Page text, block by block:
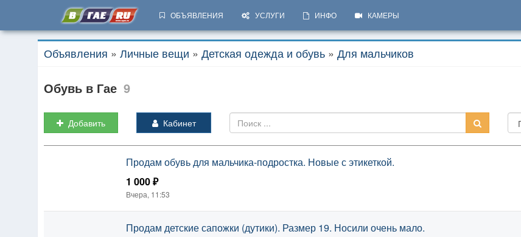
ОБЪЯВЛЕНИЯ УСЛУГИ ИНФО КАМЕРЫ
Объявления » Личные вещи » Детская одежда и обувь » Для мальчиков
Обувь в Гае 9
Добавить Кабинет
Продам обувь для мальчика-подростка. Новые с этикеткой.
1 000 ₽
Вчера, 11:53
Продам детские сапожки (дутики). Размер 19. Носили очень мало.